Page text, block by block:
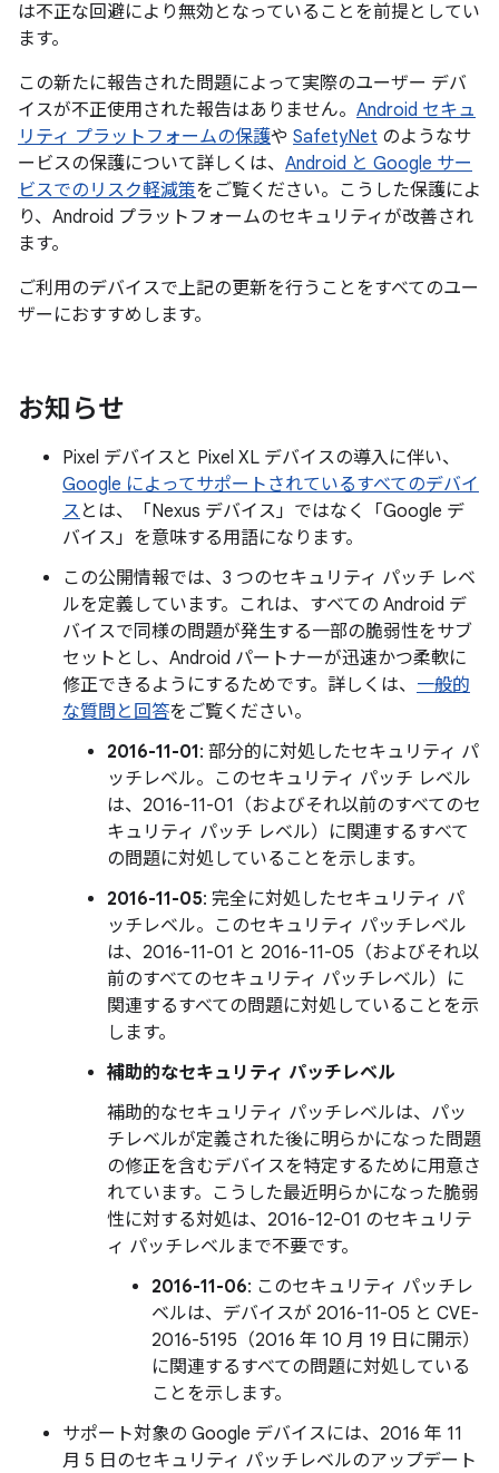
は不正な回避により無効となっていることを前提としてい
ます。
この新たに報告された問題によって実際のユーザー デバ
イスが不正使用された報告はありません。 Android セキュ
リティ プラットフォームの保護や SafetyNet のようなサ
ービスの保護について詳しくは、 Android と Google サー
ビスでのリスク軽減策をご覧ください。こうした保護によ
り、Android プラットフォームのセキュリティが改善され
ます。
ご利用のデバイスで上記の更新を行うことをすべてのユー
ザーにおすすめします。
お知らせ
Pixel デバイスと Pixel XL デバイスの導入に伴い、
Google によってサポートされているすべてのデバイ
ス とは、「Nexus デバイス」ではなく「Google デ
バイス」を意味する用語になります。
この公開情報では、3 つのセキュリティ パッチ レベ
ルを定義しています。これは、すべての Android デ
バイスで同様の問題が発生する一部の脆弱性をサブ
セットとし、Android パートナーが迅速かつ柔軟に
修正できるようにするためです。詳しくは、 一般的
な質問と回答をご覧ください。
2016-11-01: 部分的に対処したセキュリティ パ
ッチレベル。このセキュリティ パッチ レベル
は、2016-11-01（およびそれ以前のすべてのセ
キュリティ パッチ レベル）に関連するすべて
の問題に対処していることを示します。
2016-11-05: 完全に対処したセキュリティ パ
ッチレベル。このセキュリティ パッチレベル
は、2016-11-01 と 2016-11-05（およびそれ以
前のすべてのセキュリティ パッチレベル）に
関連するすべての問題に対処していることを示
します。
補助的なセキュリティ パッチレベル
補助的なセキュリティ パッチレベルは、パッ
チレベルが定義された後に明らかになった問題
の修正を含むデバイスを特定するために用意さ
れています。こうした最近明らかになった脆弱
性に対する対処は、2016-12-01 のセキュリテ
ィ パッチレベルまで不要です。
2016-11-06: このセキュリティ パッチレ
ベルは、デバイスが 2016-11-05 と CVE-
2016-5195（2016 年 10 月 19 日に開示）
に関連するすべての問題に対処している
ことを示します。
サポート対象の Google デバイスには、2016 年 11
月 5 日のセキュリティ パッチレベルのアップデート